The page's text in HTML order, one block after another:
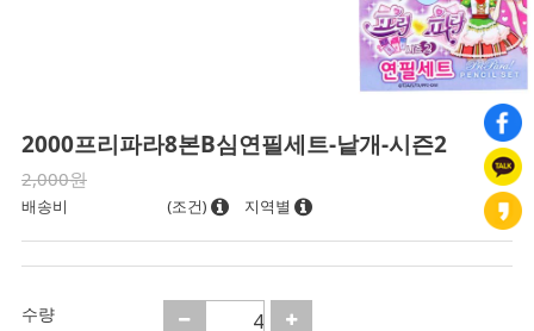
2000프리파라8본B심연필세트-낱개-시즌2
2,000원
배송비 (조건) 지역별
수량